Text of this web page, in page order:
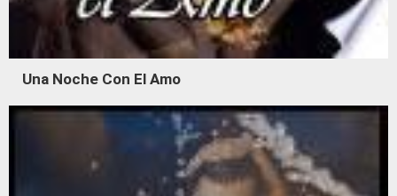
Una Noche Con El Amo